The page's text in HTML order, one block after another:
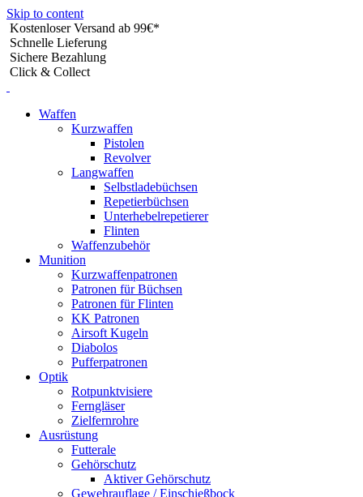
Skip to content
Kostenloser Versand ab 99€*
Schnelle Lieferung
Sichere Bezahlung
Click & Collect
Waffen
Kurzwaffen
Pistolen
Revolver
Langwaffen
Selbstladebüchsen
Repetierbüchsen
Unterhebelrepetierer
Flinten
Waffenzubehör
Munition
Kurzwaffenpatronen
Patronen für Büchsen
Patronen für Flinten
KK Patronen
Airsoft Kugeln
Diabolos
Pufferpatronen
Optik
Rotpunktvisiere
Ferngläser
Zielfernrohre
Ausrüstung
Futterale
Gehörschutz
Aktiver Gehörschutz
Gewehrauflage / Einschießbock